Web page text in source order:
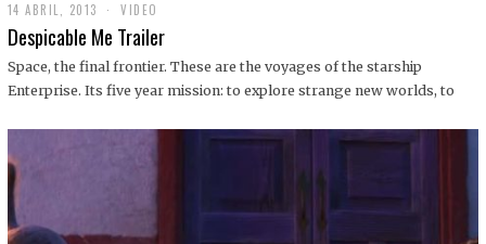
14 ABRIL, 2013
9
D
C
I
1
VIDEO
Despicable Me Trailer
Space, the final frontier. These are the voyages of the starship
Enterprise. Its five year mission: to explore strange new worlds, to